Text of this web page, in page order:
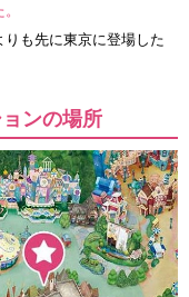
も先に東京に登場した
ンの場所